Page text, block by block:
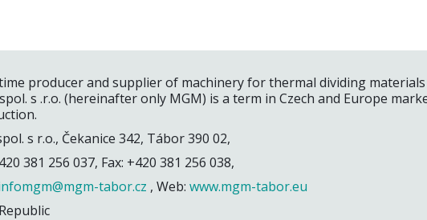
producer and supplier of machinery for thermal dividing
s .r.o. (hereinafter only MGM) is a term in Czech and Europe
s r.o., Čekanice 342, Tábor 390 02,
381 256 037, Fax: +420 381 256 038,
tabor.cz , Web:www.mgm-tabor.eu